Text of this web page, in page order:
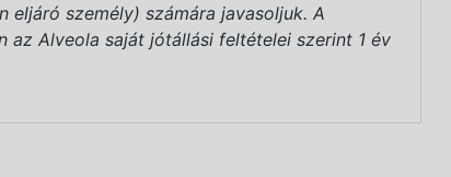
személy) számára javasoljuk. A
az Alveola saját jótállási feltételei szerint 1 év